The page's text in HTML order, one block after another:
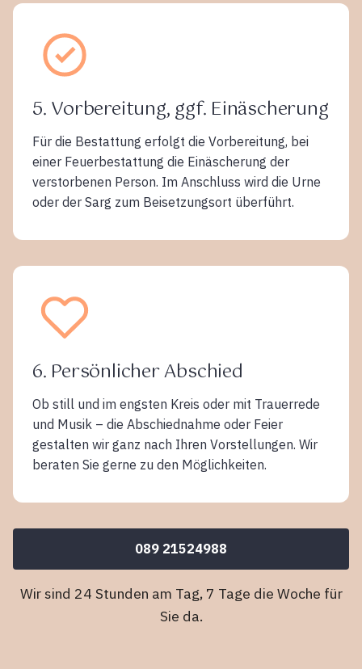
5. Vorbereitung, ggf. Einäscherung
Für die Bestattung erfolgt die Vorbereitung, bei
einer Feuerbestattung die Einäscherung der
verstorbenen Person. Im Anschluss wird die Urne
oder der Sarg zum Beisetzungsort überführt.
6. Persönlicher Abschied
Ob still und im engsten Kreis oder mit Trauerrede
und Musik – die Abschiednahme oder Feier
gestalten wir ganz nach Ihren Vorstellungen. Wir
beraten Sie gerne zu den Möglichkeiten.
089 21524988
Wir sind 24 Stunden am Tag, 7 Tage die Woche für
Sie da.